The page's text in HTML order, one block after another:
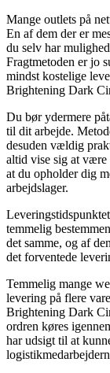
Mange outlets på
En af dem der er
du selv har
Fragtmetoden er jo
mindst kostelige
Brightening Dark
Du bør ydermere
til dit arbejde.
desuden vældig
altid vise sig at
at du opholder dig
arbejdslager.
temmelig
det samme, og af
det forventede
Temmelig mange
levering på flere
Brightening Dark
ordren køres
har udsigt til at